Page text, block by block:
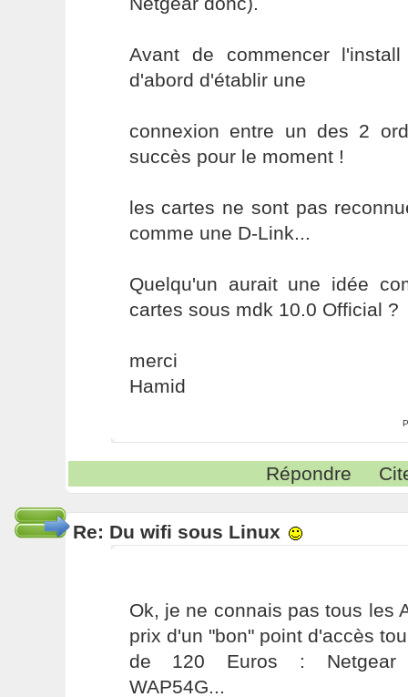
Avant de commencer
d'abord d'établir une
connexion entre un des 2
succès pour le moment !
les cartes ne sont pas
comme une D-Link...
Quelqu'un aurait une idée
cartes sous mdk 10.0 Official ?
merci
Hamid
Répondre
Re: Du wifi sous Linux
Ok, je ne connais pas tous les
prix d'un "bon" point d'accès
de 120 Euros : Netgear
WAP54G...